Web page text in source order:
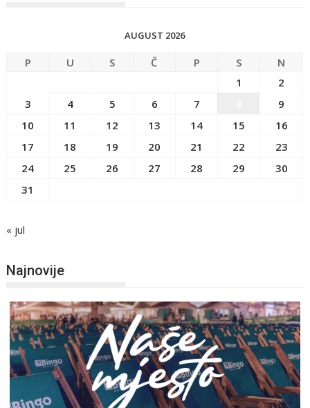
AUGUST 2026
P U S Č P S
N
1
2
3
4 5 6 7
9
10
11 12 13 14 15
16
17
18 19 20 21 22
23
24
25 26 27 28 29
30
31
« jul
Najnovije